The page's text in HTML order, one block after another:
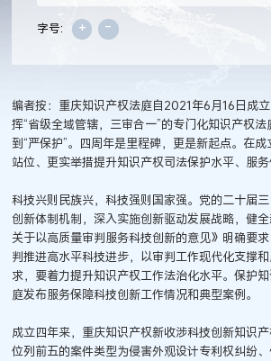
字号: + -
编者按：重庆知识产权法庭自2021年6月16日成
挥“省级全域管辖，三审合一”的专门化知识产权法
到“严保护”。四周年是里程碑，更是新起点。在
站位、更实举措提升知识产权司法保护水平、服务
科技兴则民族兴，科技强则国家强。党的二十届
创新体制机制，深入实施创新驱动发展战略，健
关于以高质量审判服务科技创新的意见》明确要
判推进高水平科技进步，以审判工作现代化支撑
求，要着力提升知识产权工作法治化水平。保护
庭发布服务保障科技创新工作情况和典型案例。
成立四年来，重庆知识产权新收涉科技创新知识
位列前五的案件类型为侵害外观设计专利权纠纷